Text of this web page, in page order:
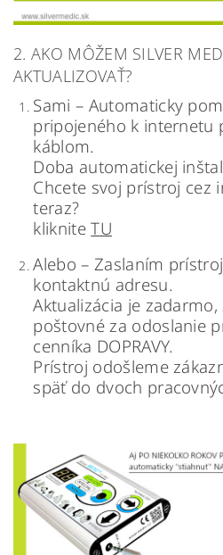
2. AKO MÔŽEM SILVER
AKTUALIZOVAŤ?
Sami – Automaticky
pripojeného k internetu
káblom.
Doba automatickej
Chcete svoj prístroj cez
teraz?
klikniteTU
Alebo – Zaslaním
kontaktnú adresu.
Aktualizácia je
poštovné za odoslanie
cenníka DOPRAVY.
Prístroj odošleme
späť do dvoch